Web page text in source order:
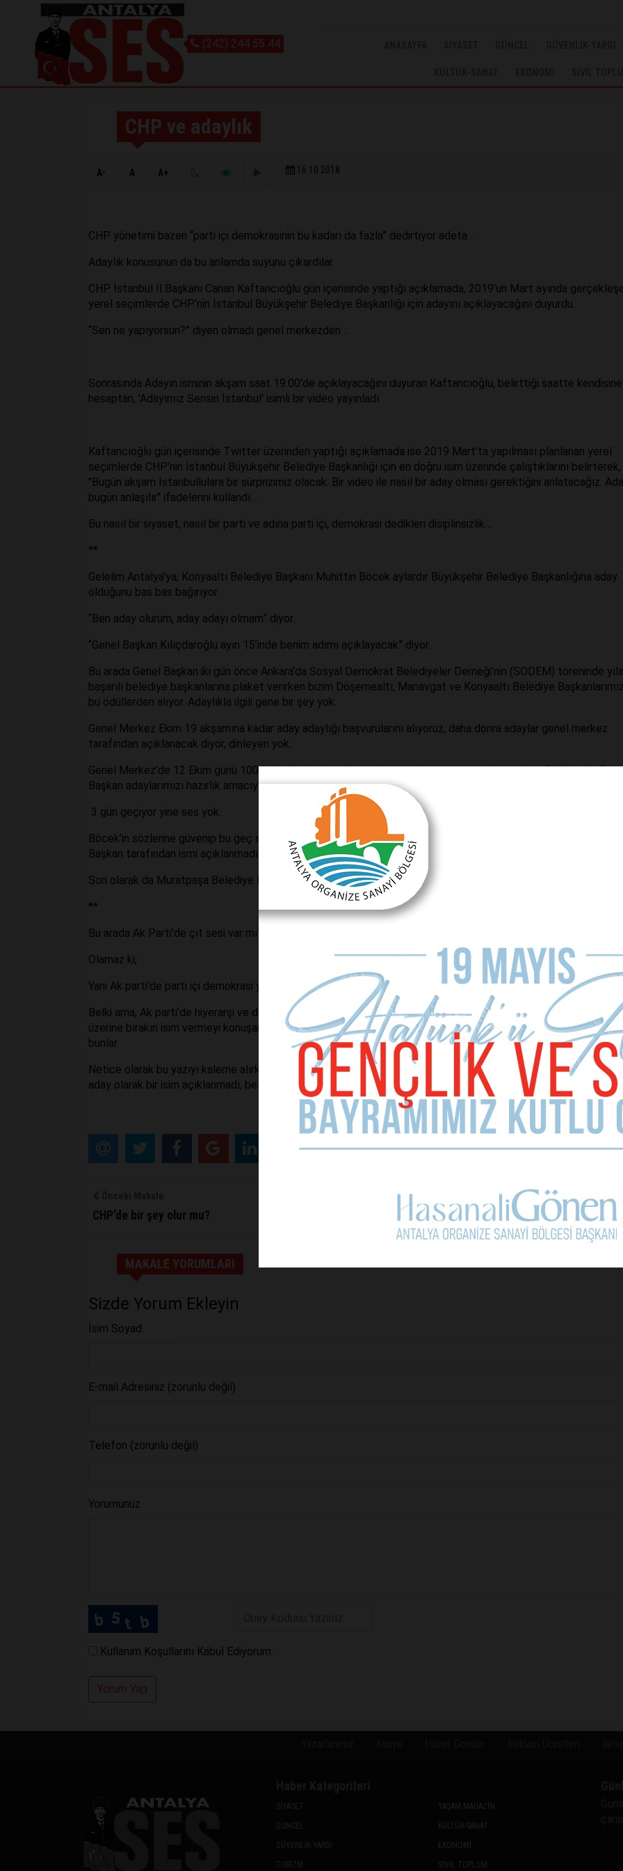
(242) 244 55 44
CHP ve adaylık
A- A A+ 16.10.2018
CHP yönetimi bazen “parti içi demokrasinin bu kadarı da fazla” dedirtiyor adeta…
Adaylık konusunun da bu anlamda suyunu çıkardılar.
CHP İstanbul İl Başkanı Canan Kaftancıoğlu gün içerisinde yaptığı açıklamada, 2019'un Mart ayında
yerel seçimlerde CHP'nin İstanbul Büyükşehir Belediye Başkanlığı için adayını açıklayacağını duyurdu.
“Sen ne yapıyorsun?” diyen olmadı genel merkezden…
Sonrasında Adayın isminin akşam saat 19.00'de açıklayacağını duyuran Kaftancıoğlu, belirttiği saatte
hesaptan, 'Adayımız Sensin İstanbul' isimli bir video yayınladı.
Kaftancıoğlu gün içerisinde Twitter üzerinden yaptığı açıklamada ise 2019 Mart'ta yapılması planlanan yerel
seçimlerde CHP'nin İstanbul Büyükşehir Belediye Başkanlığı için en doğru isim üzerinde çalıştıklarını belirterek,
"Bugün akşam İstanbullulara bir sürprizimiz olacak. Bir video ile nasıl bir aday olması gerektiğini anlatacağız.
bugün anlaşılır" ifadelerini kullandı…
Bu nasıl bir siyaset, nasıl bir parti ve adına parti içi, demokrasi dedikleri disiplinsizlik…
**
Gelelim Antalya’ya, Konyaaltı Belediye Başkanı Muhittin Böcek aylardır Büyükşehir Belediye Başkanlığına aday
olduğunu bas bas bağırıyor.
“Ben aday olurum, aday adayı olmam” diyor.
“Genel Başkan Kılıçdaroğlu ayın 15’inde benim adımı açıklayacak” diyor.
Bu arada Genel Başkan iki gün önce Ankara’da Sosyal Demokrat Belediyeler Derneği’nin (SODEM) töreninde
başarılı belediye başkanlarına plaket verirken bizim Döşemealtı, Manavgat ve Konyaaltı Belediye
bu ödüllerden alıyor. Adaylıkla ilgili gene bir şey yok.
Genel Merkez Ekim 19 akşamına kadar aday adaylığı başvurularını alıyoruz, daha donra adaylar genel merkez
tarafından açıklanacak diyor, dinleyen yok.
Genel Merkez’de 12 Ekim günü 100 belediye başkanı ile toplantı yapılıyor, resmi açıklama bazı Büyükşehir
Başkan adaylarımızı hazırlık amacıyla erken açıklayacağız, bu toplantı sonrası olabilir denmiyor,
3 gün geçiyor yine ses yok.
Böcek’in sözlerine güvenip bu geç saatlere kadar bugün adının açıklanmasını bekledik, söz verdiği gibi olmadı,
Başkan tarafından ismi açıklanmadı…
Son olarak da Muratpaşa Belediye Başkanı Ümit Uysal sözünde durdu ve aday adaylığını ilk açıklayan kişi oldu.
**
Bu arada Ak Parti’de çıt sesi var mı?
Olamaz ki;
Yani Ak parti’de parti içi demokrasi yok mu?
Belki ama, Ak parti’de hiyerarşi ve disiplin var. Bir il Başkanı, bir milletvekili, ya da bir Belediye Başkanı çıkıp
üzerine bırakın isim vermeyi konuşamaz bile. Belki bu kadar da fazla diyeceksiniz ama sonuca etki eden konular
bunlar.
Netice olarak bu yazıyı kaleme alırken saatler bir hayli ilerlemişti ve CHP Genel Merkezi’nden Antalya’da
aday olarak bir isim açıklanmadı, belki yarına kaldı diyerek biz de köşemizi siyasete kapattık.
CHP’de bir şey olur mu? Çay
MAKALE YORUMLARI
Sizde Yorum Ekleyin
İsim Soyad
E-mail Adresiniz (zorunlu değil)
Telefon (zorunlu değil)
Yorumunuz
Kullanım Koşullarını Kabul Ediyorum.
Yorum Yap
SİYASET
GÜNCEL
GÜVENLİK-YARGI
TURİZM
YAŞAM-MAGAZİN
KÜLTÜR-SANAT
EKONOMİ
SİVİL TOPLUM